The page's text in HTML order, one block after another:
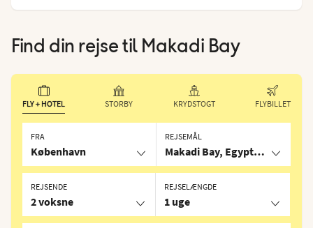
Find din rejse til Makadi Bay
FLY + HOTEL STORBY KRYDSTOGT FLYBILLET
FRA
København
REJSEMÅL
Makadi Bay, Egypten
REJSELÆNGDE
1 uge
REJSENDE
2 voksne